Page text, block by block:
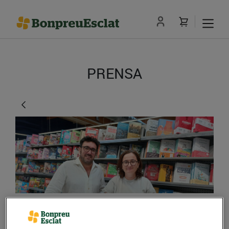
PRENSA
Bonpreu i Esclat esdevé